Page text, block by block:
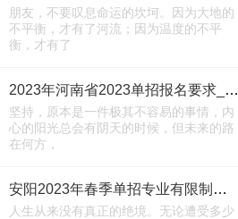
朋友，不要叹息命运的坎坷。因为大地的
不平衡，才有了河流；因为温度的不平
衡，才有了
2023年河南省2023单招报名要求_点击进入
坚持，原本是一件极其不容易的事情，内
心的阳光总会有阴天的时候，但未来的路
在何方，
安阳2023年春季单招专业有限制吗_必看
人生从来没有真正的绝境。无论遭受多少